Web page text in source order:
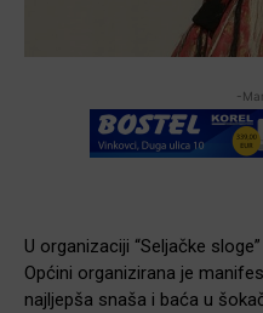
-
U organizaciji “Seljačke
Općini organizirana je
najljepša snaša i baća u